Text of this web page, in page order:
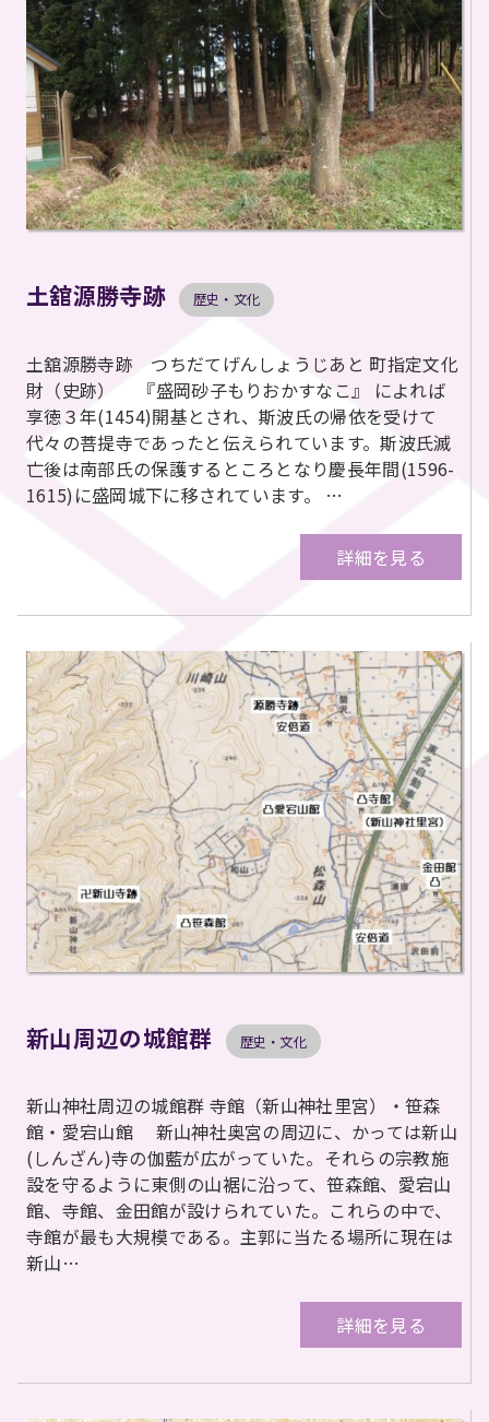
土舘源勝寺跡 歴史・文化
土舘源勝寺跡 つちだてげんしょうじあと 町指定文化
財（史跡） 『盛岡砂子もりおかすなこ』 によれば
享徳３年(1454)開基とされ、斯波氏の帰依を受けて
代々の菩提寺であったと伝えられています。斯波氏滅
亡後は南部氏の保護するところとなり慶長年間(1596-
1615)に盛岡城下に移されています。 …
詳細を見る
新山周辺の城館群 歴史・文化
新山神社周辺の城館群 寺館（新山神社里宮）・笹森
館・愛宕山館 新山神社奥宮の周辺に、かっては新山
(しんざん)寺の伽藍が広がっていた。それらの宗教施
設を守るように東側の山裾に沿って、笹森館、愛宕山
館、寺館、金田館が設けられていた。これらの中で、
寺館が最も大規模である。主郭に当たる場所に現在は
新山…
詳細を見る